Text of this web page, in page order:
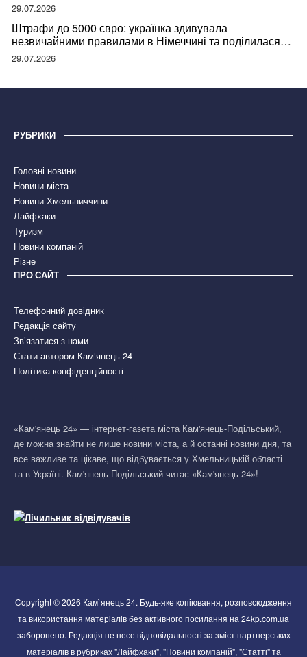
29.07.2026
Штрафи до 5000 євро: українка здивувала
незвичайними правилами в Німеччині та поділилася
правдою
29.07.2026
РУБРИКИ
Головні новини
Новини міста
Новини Хмельниччини
Лайфхаки
Туризм
Новини компаній
Різне
ПРО САЙТ
Телефонний довідник
Редакція сайту
Зв’язатися з нами
Стати автором Кам’янець 24
Політика конфіденційності
«Кам'янець 24» — інтернет-газета міста Кам'янець-Подільський,
де можна знайти не лише новини міста, а й останні новини дня, та
все важливе та цікаве, що відбувається у Хмельницькій області
та в Україні. Кам'янець-Подільський читає «Кам'янець 24»!
Copyright © 2026 Кам`янець 24. Будь-яке копіювання, розповсюдження
та використання матеріалів без активного посилання на 24kp.com.ua
заборонено. Редакція не несе відповідальності за зміст партнерських
матеріалів в рубриках "Лайфхаки", "Новини компаній", "Статті" та